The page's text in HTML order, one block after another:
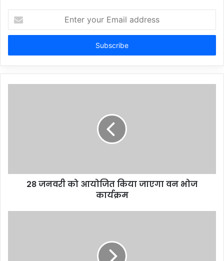
your
Email
28 जनवरी को आयोजित किया जाएगा वन भोज
कार्यक्रम